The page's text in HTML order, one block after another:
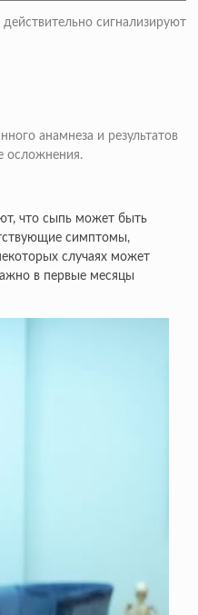
сигнализируют
анамнеза и результатов
осложнения.
что сыпь может быть
симптомы,
случаях может
в первые месяцы